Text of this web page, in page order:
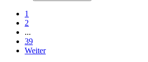
1
2
...
39
Weiter